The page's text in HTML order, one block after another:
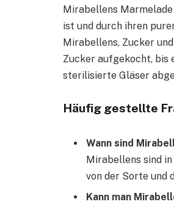
Mirabellens
ist und durch ihren
Mirabellens, Zucker
Zucker aufgekocht, bis
sterilisierte Gläser
Häufig gestellte
Wann sind
Mirabellens sind
von der Sorte und
Kann man